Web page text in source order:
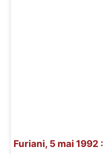
Furiani, 5 mai 1992